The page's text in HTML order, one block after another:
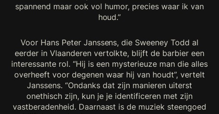
spannend maar ook vol humor, precies waar ik van
houd.”
Voor Hans Peter Janssens, die Sweeney Todd al
eerder in Vlaanderen vertolkte, blijft de barbier een
interessante rol. “Hij is een mysterieuze man die alles
overheeft voor degenen waar hij van houdt”, vertelt
Janssens. “Ondanks dat zijn manieren uiterst
onethisch zijn, kun je je identificeren met zijn
vastberadenheid. Daarnaast is de muziek steengoed